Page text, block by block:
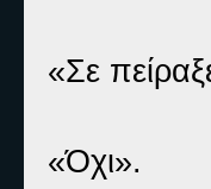
«Σε
«Όχι».